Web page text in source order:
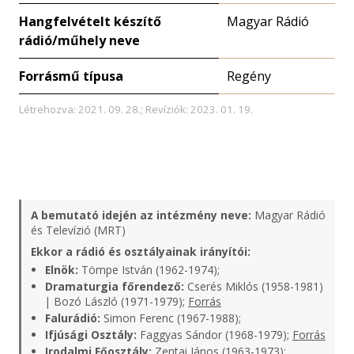
Hangfelvételt készítő
rádió/műhely neve
Magyar Rádió
Forrásmű típusa Regény
Létrehozva: 2021. 09. 28.; Revíziók: 2023. 01. 19.
A bemutató idején az intézmény neve: Magyar Rádió
és Televízió (MRT)
Ekkor a rádió és osztályainak irányítói:
Elnök: Tömpe István (1962-1974);
Dramaturgia főrendező: Cserés Miklós (1958-1981)
| Bozó László (1971-1979); Forrás
Falurádió: Simon Ferenc (1967-1988);
Ifjúsági Osztály: Faggyas Sándor (1968-1979); Forrás